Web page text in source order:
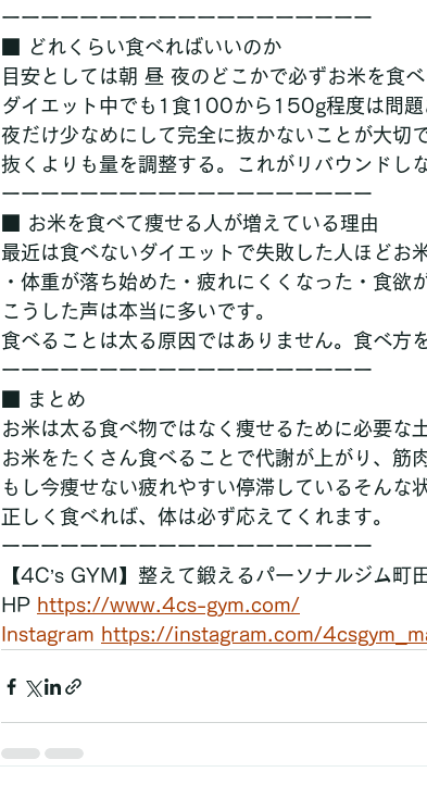
ーーーーーーーーーーーーーーーーーーー
■ どれくらい食べればいいのか
目安としては朝 昼 夜のどこかで必ずお米を食べ
ダイエット中でも1食100から150g程度は問題
夜だけ少なめにして完全に抜かないことが大切で
抜くよりも量を調整する。これがリバウンドし
ーーーーーーーーーーーーーーーーーーー
■ お米を食べて痩せる人が増えている理由
最近は食べないダイエットで失敗した人ほどお
・体重が落ち始めた・疲れにくくなった・食欲
こうした声は本当に多いです。
食べることは太る原因ではありません。食べ方
ーーーーーーーーーーーーーーーーーーー
■ まとめ
お米は太る食べ物ではなく痩せるために必要な
お米をたくさん食べることで代謝が上がり、筋
もし今痩せない疲れやすい停滞しているそんな
正しく食べれば、体は必ず応えてくれます。
ーーーーーーーーーーーーーーーーーーー
【4C’s GYM】整えて鍛えるパーソナルジム町
HP https://www.4cs-gym.com/
Instagram https://instagram.com/